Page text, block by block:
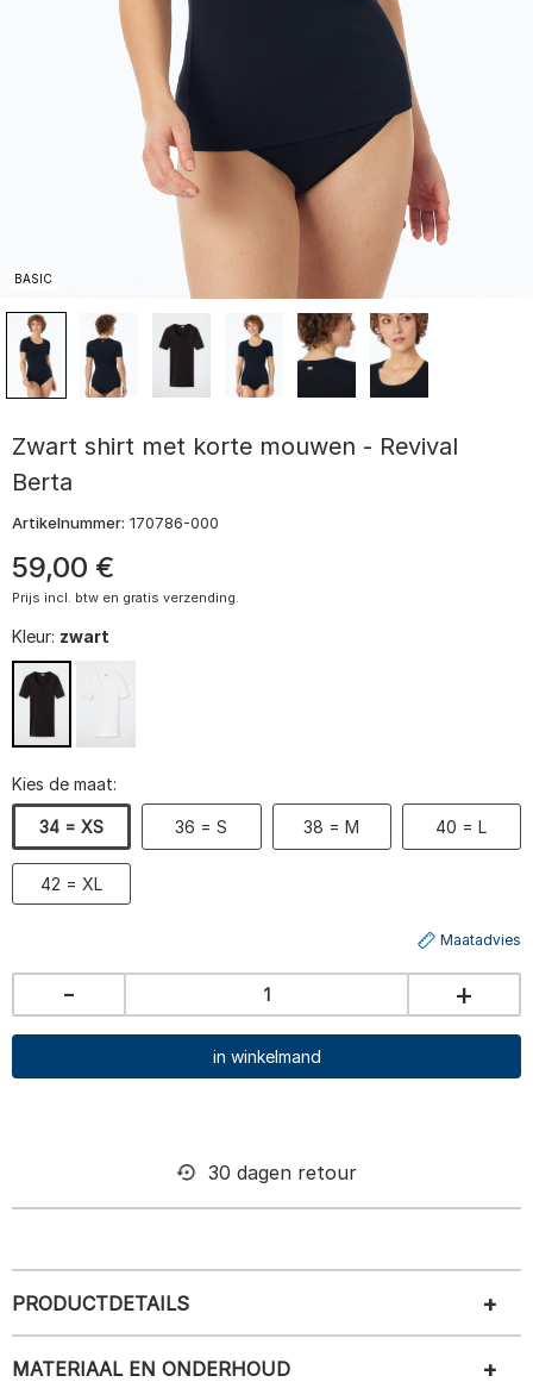
BASIC
Zwart shirt met korte mouwen - Revival
Berta
Artikelnummer: 170786-000
59,00 €
Prijs incl. btw en gratis verzending.
Kleur: zwart
Kies de maat:
34 = XS 36 = S 38 = M 40 = L
42 = XL
Maatadvies
- +
in winkelmand
30 dagen retour
PRODUCTDETAILS
MATERIAAL EN ONDERHOUD